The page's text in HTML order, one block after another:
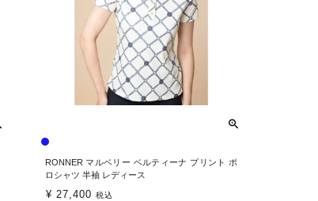
RONNER マルベリー ベルティーナ プリント ポ
ロシャツ 半袖 レディース
¥ 27,400 税込